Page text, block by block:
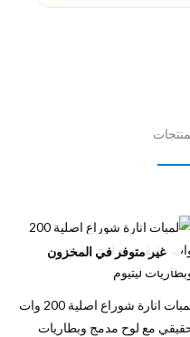
غير متوفر في المخزون
لمبات انارة شوراع اصلية 200 وات
مع لوح مدمج وبطاريات